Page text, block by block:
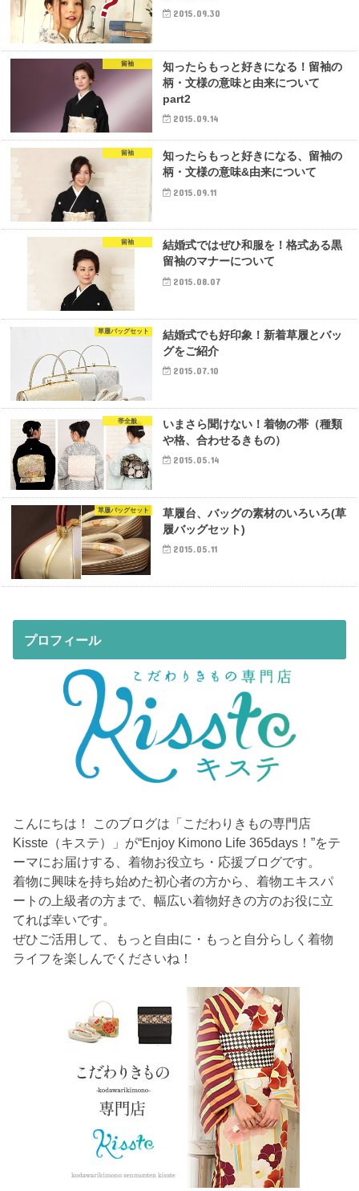
2015.09.30
留袖
知ったらもっと好きになる！留袖の
柄・文様の意味と由来について
part2
2015.09.14
留袖
知ったらもっと好きになる、留袖の
柄・文様の意味&由来について
2015.09.11
留袖
結婚式ではぜひ和服を！格式ある黒
留袖のマナーについて
2015.08.07
草履バッグセット
結婚式でも好印象！新着草履とバッ
グをご紹介
2015.07.10
帯全般
いまさら聞けない！着物の帯（種類
や格、合わせるきもの）
2015.05.14
草履バッグセット
草履台、バッグの素材のいろいろ(草
履バッグセット)
2015.05.11
プロフィール
こんにちは！ このブログは「こだわりきもの専門店
Kisste（キステ）」が“Enjoy Kimono Life 365days！”をテ
ーマにお届けする、着物お役立ち・応援ブログです。
着物に興味を持ち始めた初心者の方から、着物エキスパ
ートの上級者の方まで、幅広い着物好きの方のお役に立
てれば幸いです。
ぜひご活用して、もっと自由に・もっと自分らしく着物
ライフを楽しんでくださいね！